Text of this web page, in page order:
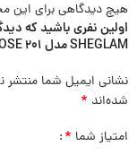
هیچ دیدگاهی برای
اولین نفری باشید که
SHEGLAM مدل RETRO ROSE 201”
نشانی ایمیل شما
شده‌اند *
امتیاز شما *